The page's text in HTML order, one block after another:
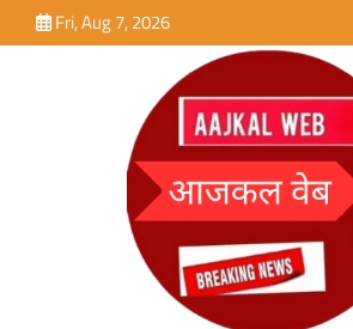
to
Fri, Aug 7, 2026